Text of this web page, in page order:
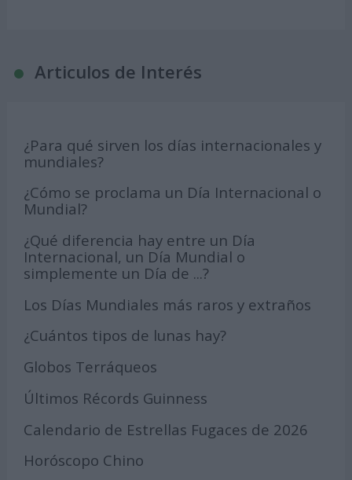
Articulos de Interés
¿Para qué sirven los días internacionales y
mundiales?
¿Cómo se proclama un Día Internacional o
Mundial?
¿Qué diferencia hay entre un Día
Internacional, un Día Mundial o
simplemente un Día de ...?
Los Días Mundiales más raros y extraños
¿Cuántos tipos de lunas hay?
Globos Terráqueos
Últimos Récords Guinness
Calendario de Estrellas Fugaces de 2026
Horóscopo Chino